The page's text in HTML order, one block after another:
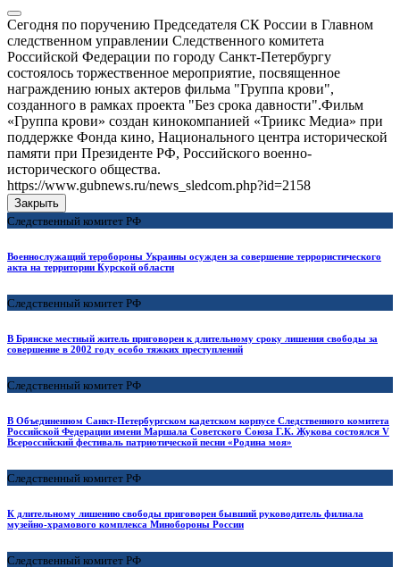
Сегодня по поручению Председателя СК России в Главном
следственном управлении Следственного комитета
Российской Федерации по городу Санкт-Петербургу
состоялось торжественное мероприятие, посвященное
награждению юных актеров фильма "Группа крови",
созданного в рамках проекта "Без срока давности".Фильм
«Группа крови» создан кинокомпанией «Триикс Медиа» при
поддержке Фонда кино, Национального центра исторической
памяти при Президенте РФ, Российского военно-
исторического общества.
https://www.gubnews.ru/news_sledcom.php?id=2158
Закрыть
Следственный комитет РФ
Военнослужащий теробороны Украины осужден за совершение террористического
акта на территории Курской области
Следственный комитет РФ
В Брянске местный житель приговорен к длительному сроку лишения свободы за
совершение в 2002 году особо тяжких преступлений
Следственный комитет РФ
В Объединенном Санкт-Петербургском кадетском корпусе Следственного комитета
Российской Федерации имени Маршала Советского Союза Г.К. Жукова состоялся V
Всероссийский фестиваль патриотической песни «Родина моя»
Следственный комитет РФ
К длительному лишению свободы приговорен бывший руководитель филиала
музейно-храмового комплекса Минобороны России
Следственный комитет РФ